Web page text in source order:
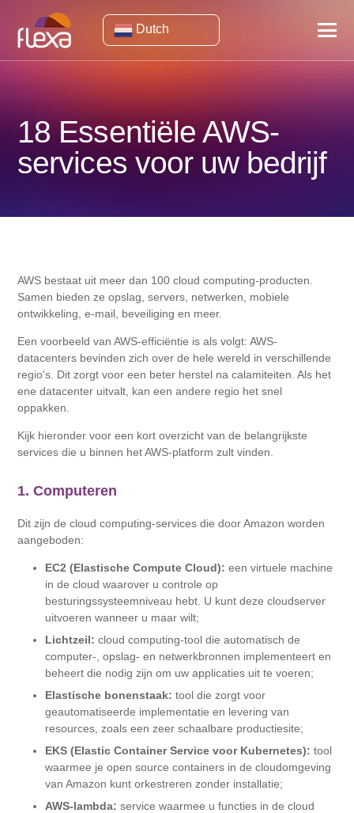
Dutch
18 Essentiële AWS-
services voor uw bedrijf
AWS bestaat uit meer dan 100 cloud computing-producten.
Samen bieden ze opslag, servers, netwerken, mobiele
ontwikkeling, e-mail, beveiliging en meer.
Een voorbeeld van AWS-efficiëntie is als volgt: AWS-
datacenters bevinden zich over de hele wereld in verschillende
regio's. Dit zorgt voor een beter herstel na calamiteiten. Als het
ene datacenter uitvalt, kan een andere regio het snel
oppakken.
Kijk hieronder voor een kort overzicht van de belangrijkste
services die u binnen het AWS-platform zult vinden.
1. Computeren
Dit zijn de cloud computing-services die door Amazon worden
aangeboden:
EC2 (Elastische Compute Cloud): een virtuele machine
in de cloud waarover u controle op
besturingssysteemniveau hebt. U kunt deze cloudserver
uitvoeren wanneer u maar wilt;
Lichtzeil: cloud computing-tool die automatisch de
computer-, opslag- en netwerkbronnen implementeert en
beheert die nodig zijn om uw applicaties uit te voeren;
Elastische bonenstaak: tool die zorgt voor
geautomatiseerde implementatie en levering van
resources, zoals een zeer schaalbare productiesite;
EKS (Elastic Container Service voor Kubernetes): tool
waarmee je open source containers in de cloudomgeving
van Amazon kunt orkestreren zonder installatie;
AWS-lambda: service waarmee u functies in de cloud